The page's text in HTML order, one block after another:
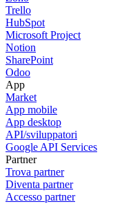
Trello
HubSpot
Microsoft Project
Notion
SharePoint
Odoo
App
Market
App mobile
App desktop
API/sviluppatori
Google API Services
Partner
Trova partner
Diventa partner
Accesso partner